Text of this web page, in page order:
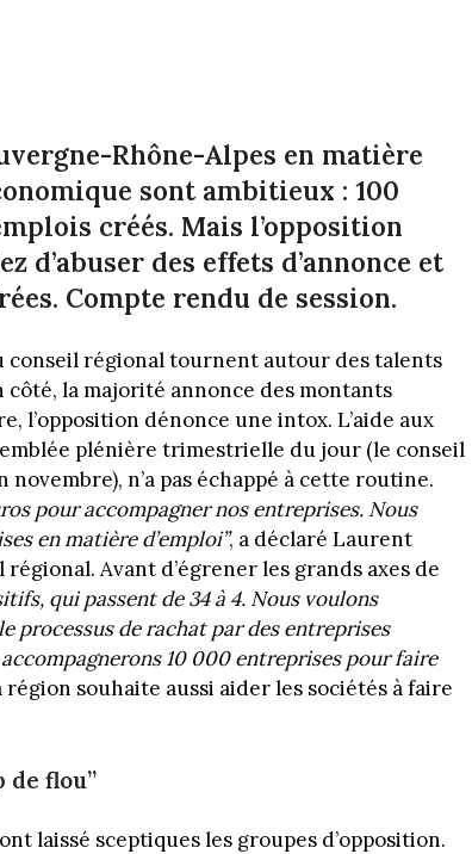
Rhône-Alpes en matière
sont ambitieux : 100
créés. Mais l’opposition
d’abuser des effets d’annonce et
Compte rendu de session.
conseil régional tournent autour des talents
la majorité annonce des montants
l’opposition dénonce une intox. L’aide aux
plénière trimestrielle du jour (le conseil
novembre), n’a pas échappé à cette routine.
pour accompagner nos entreprises. Nous
en matière d’emploi”, a déclaré Laurent
Avant d’égrener les grands axes de
qui passent de 34 à 4. Nous voulons
processus de rachat par des entreprises
10 000 entreprises pour faire
souhaite aussi aider les sociétés à faire
de flou”
laissé sceptiques les groupes d’opposition.